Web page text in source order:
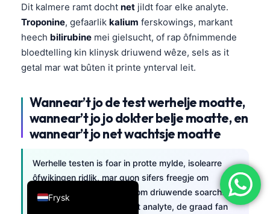
Dit kalmere ramt docht net jildt foar elke analyte.
Troponine, gefaarlik kalium ferskowings, markant
heech bilirubine mei gielsucht, of rap ôfnimmende
bloedtelling kin klinysk driuwend wêze, sels as it
getal mar wat bûten it printe ynterval leit.
Wannear’t jo de test werhelje moatte,
wannear’t jo jo dokter belje moatte, en
wannear’t jo net wachtsje moatte
Werhelle testen is foar in protte mylde, isolearre
ôfwikingen ridlik, mar guon sifers freegje om
revyzje op deselde dei of om driuwende soarch. It
ferskil komt meast del op it analyte, de graad fan
Frysk
English
Deutsch
العربية
Français
Español
Português
Ελληνικά